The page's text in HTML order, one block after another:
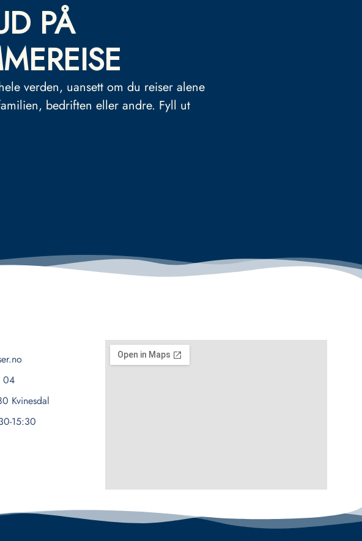
PÅ
verden, uansett om du reiser alene
bedriften eller andre. Fyll ut
04
Kvinesdal
15:30